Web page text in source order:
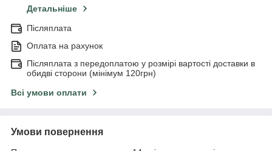
Детальніше
Післяплата
Оплата на рахунок
Післяплата з передоплатою у розмірі вартості доставки в
обидві сторони (мінімум 120грн)
Всі умови оплати
Умови повернення